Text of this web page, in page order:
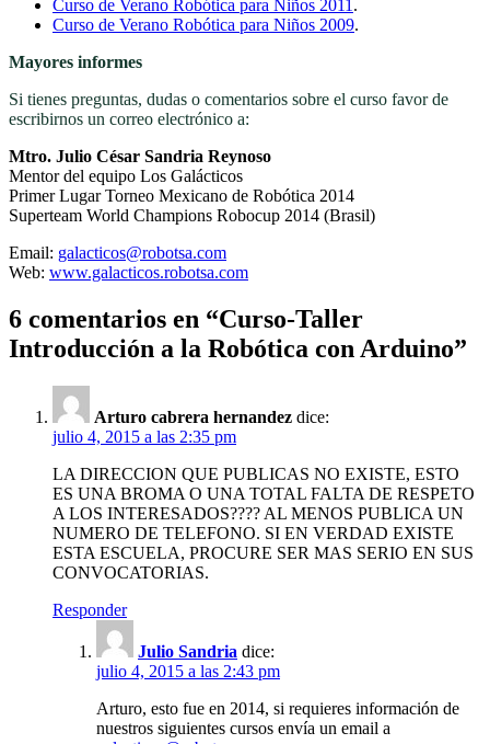
Curso de Verano Robótica para Niños 2011 .
Curso de Verano Robótica para Niños 2009.
Mayores informes
Si tienes preguntas, dudas o comentarios sobre el curso favor de
escribirnos un correo electrónico a:
Mtro. Julio César Sandria Reynoso
Mentor del equipo Los Galácticos
Primer Lugar Torneo Mexicano de Robótica 2014
Superteam World Champions Robocup 2014 (Brasil)
Email: galacticos@robotsa.com
Web: www.galacticos.robotsa.com
6 comentarios en “Curso-Taller
Introducción a la Robótica con Arduino”
Arturo cabrera hernandez dice:
julio 4, 2015 a las 2:35 pm
LA DIRECCION QUE PUBLICAS NO EXISTE, ESTO
ES UNA BROMA O UNA TOTAL FALTA DE RESPETO
A LOS INTERESADOS???? AL MENOS PUBLICA UN
NUMERO DE TELEFONO. SI EN VERDAD EXISTE
ESTA ESCUELA, PROCURE SER MAS SERIO EN SUS
CONVOCATORIAS.
Responder
Julio Sandria dice:
julio 4, 2015 a las 2:43 pm
Arturo, esto fue en 2014, si requieres información de
nuestros siguientes cursos envía un email a